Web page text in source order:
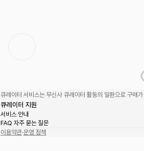
큐레이터 서비스는 무신사 큐레이터 활동의 일환으로 구매
큐레이터 지원
서비스 안내
FAQ 자주 묻는 질문
이용약관·운영 정책